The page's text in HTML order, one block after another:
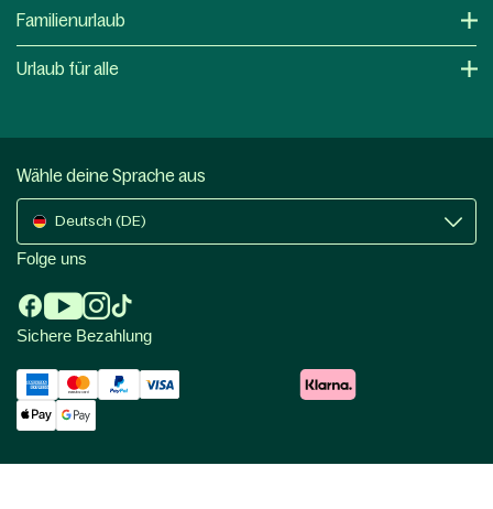
Familienurlaub
Urlaub für alle
Wähle deine Sprache aus
Deutsch (DE)
Folge uns
Sichere Bezahlung